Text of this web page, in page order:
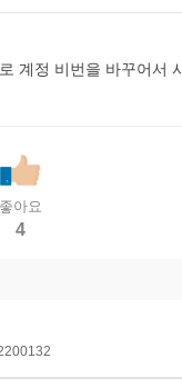
계정 비번을 바꾸어서
좋아요
4